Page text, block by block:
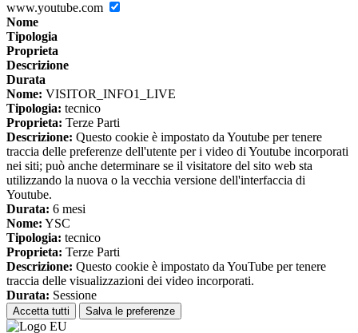
www.youtube.com
Nome
Tipologia
Proprieta
Descrizione
Durata
Nome: VISITOR_INFO1_LIVE
Tipologia: tecnico
Proprieta: Terze Parti
Descrizione: Questo cookie è impostato da Youtube per tenere
traccia delle preferenze dell'utente per i video di Youtube incorporati
nei siti; può anche determinare se il visitatore del sito web sta
utilizzando la nuova o la vecchia versione dell'interfaccia di
Youtube.
Durata: 6 mesi
Nome: YSC
Tipologia: tecnico
Proprieta: Terze Parti
Descrizione: Questo cookie è impostato da YouTube per tenere
traccia delle visualizzazioni dei video incorporati.
Durata: Sessione
Accetta tutti Salva le preferenze